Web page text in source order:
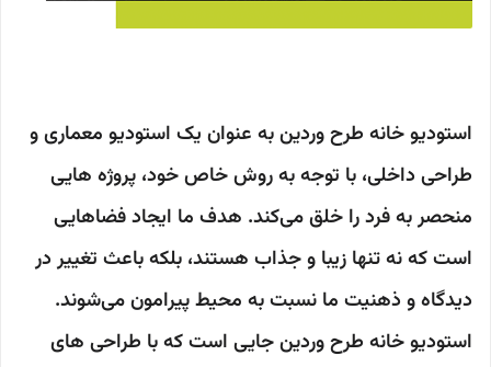
استودیو خانه طرح وردین به عنوان یک استودیو معماری و
طراحی داخلی، با توجه به روش خاص خود، پروژه هایی
منحصر به فرد را خلق می‌کند. هدف ما ایجاد فضاهایی
است که نه تنها زیبا و جذاب هستند، بلکه باعث تغییر در
دیدگاه و ذهنیت ما نسبت به محیط پیرامون می‌شوند.
استودیو خانه طرح وردین جایی است که با طراحی های